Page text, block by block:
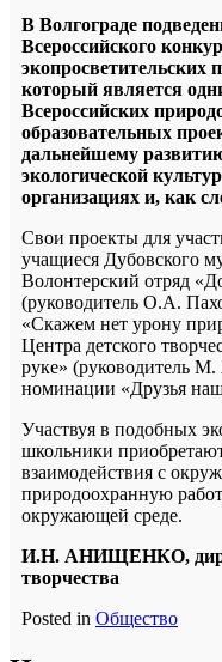
В Волгограде
Всероссийского
экопросветительских
который является
Всероссийских
образовательных
дальнейшему
экологической
организациях и, как
Свои проекты для
учащиеся Дубовского
Волонтерский отряд
(руководитель О.А.
«Скажем нет урону
Центра детского
руке» (руководитель
номинации «Друзья
Участвуя в подобных
школьники
взаимодействия с
природоохранную
окружающей среде.
И.Н. АНИЩЕНКО,
творчества
Posted in Общество